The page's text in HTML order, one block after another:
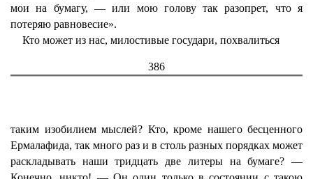
мои на бумагу, — или мою голову так разопрет, что я
потеряю равновесие».
Кто может из нас, милостивые государи, похвалиться
386
таким изобилием мыслей? Кто, кроме нашего бесценного
Ермалафида, так много раз и в столь разных порядках может
раскладывать наши тридцать две литеры на бумаге? —